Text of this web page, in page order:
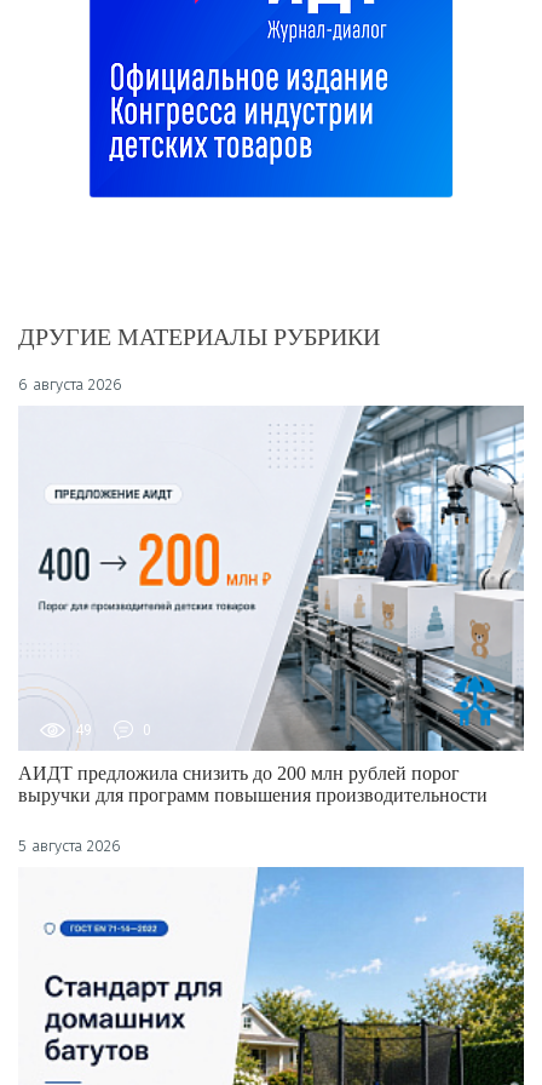
ДРУГИЕ МАТЕРИАЛЫ РУБРИКИ
6 августа 2026
49 0
АИДТ предложила снизить до 200 млн рублей порог
выручки для программ повышения производительности
5 августа 2026